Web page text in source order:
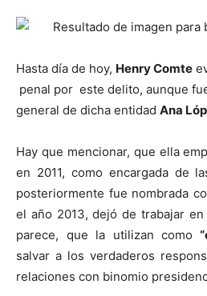
Hasta día de hoy, Henry Comte
penal por este delito, aunque
general de dicha entidad Ana
Hay que mencionar, que ella
en 2011, como encargada de
posteriormente fue nombrada
el año 2013, dejó de trabajar
parece, que la utilizan como
salvar a los verdaderos
relaciones con binomio